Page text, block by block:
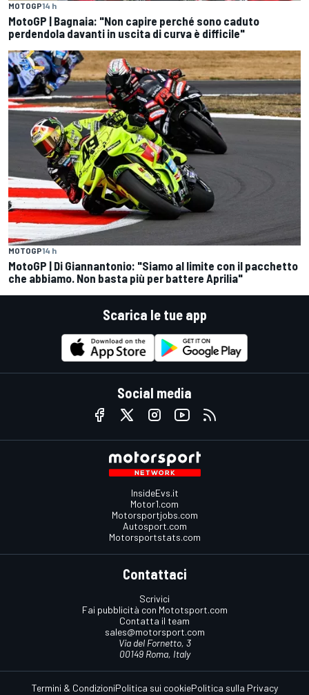
MOTOGP14 h
MotoGP | Bagnaia: "Non capire perché sono caduto
perdendola davanti in uscita di curva è difficile"
MOTOGP14 h
MotoGP | Di Giannantonio: "Siamo al limite con il pacchetto
che abbiamo. Non basta più per battere Aprilia"
Scarica le tue app
Social media
InsideEvs.it
Motor1.com
Motorsportjobs.com
Autosport.com
Motorsportstats.com
Contattaci
Scrivici
Fai pubblicità con Mototsport.com
Contatta il team
sales@motorsport.com
Via del Fornetto, 3
00149 Roma, Italy
Termini & CondizioniPolitica sui cookiePolitica sulla Privacy